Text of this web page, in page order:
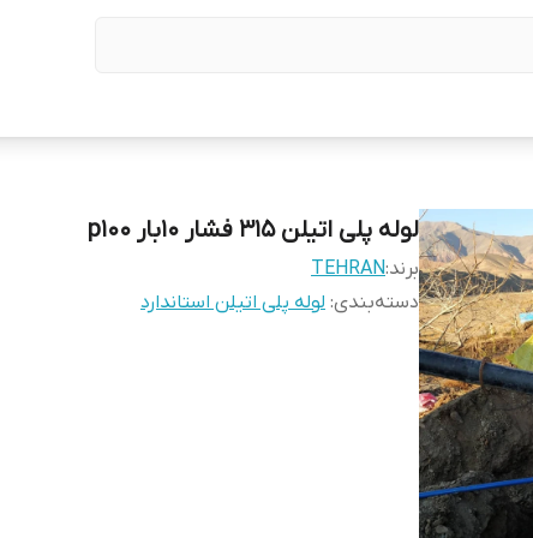
لوله پلی اتیلن 315 فشار 10بار p100
برند:TEHRAN
دسته‌بندی: لوله پلی اتیلن استاندارد